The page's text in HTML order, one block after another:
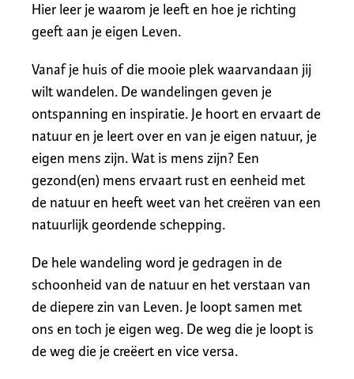
Hier leer je waarom je leeft en hoe je richting
geeft aan je eigen Leven.
Vanaf je huis of die mooie plek waarvandaan jij
wilt wandelen. De wandelingen geven je
ontspanning en inspiratie. Je hoort en ervaart de
natuur en je leert over en van je eigen natuur, je
eigen mens zijn. Wat is mens zijn? Een
gezond(en) mens ervaart rust en eenheid met
de natuur en heeft weet van het creëren van een
natuurlijk geordende schepping.
De hele wandeling word je gedragen in de
schoonheid van de natuur en het verstaan van
de diepere zin van Leven. Je loopt samen met
ons en toch je eigen weg. De weg die je loopt is
de weg die je creëert en vice versa.